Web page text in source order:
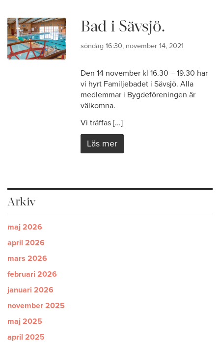
Bad i Sävsjö.
söndag 16:30, november 14, 2021
Den 14 november kl 16.30 – 19.30 har
vi hyrt Familjebadet i Sävsjö. Alla
medlemmar i Bygdeföreningen är
välkomna.
Vi träffas [...]
Läs mer
Arkiv
maj 2026
april 2026
mars 2026
februari 2026
januari 2026
november 2025
maj 2025
april 2025